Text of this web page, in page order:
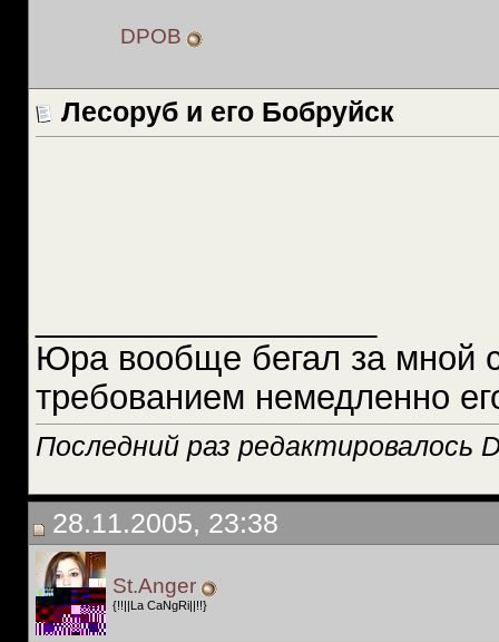
DPOB
Лесоруб и его Бобруйск
Юра вообще бегал за мной
требованием немедленно
Последний раз редактировалось
28.11.2005, 23:38
St.Anger
{!!||La CaNgRi||!!}